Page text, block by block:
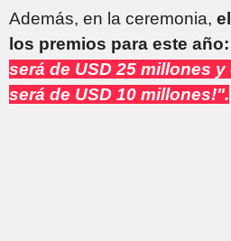
Además, en la ceremonia,
los premios para este año:
será de USD 25 millones
será de USD 10 millones!".